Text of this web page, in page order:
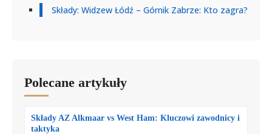
Składy: Widzew Łódź – Górnik Zabrze: Kto zagra?
Polecane artykuły
Składy AZ Alkmaar vs West Ham: Kluczowi zawodnicy i
taktyka